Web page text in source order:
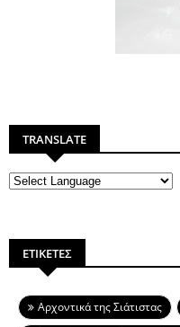
TRANSLATE
ΕΤΙΚΕΤΕΣ
Aρχοντικά της Σιάτιστας